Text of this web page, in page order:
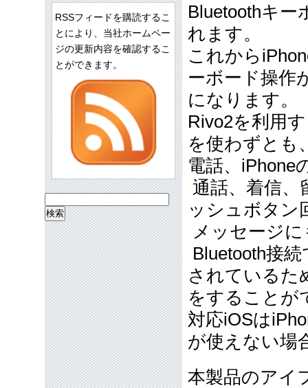
Bluetoothキー
れます。
これから
ーボード操作
になります。
Rivo2を利用
を使わずとも
電話、iPhone
通話、着信、
ッシュボタン
メッセージ
Bluetooth接
されているた
をすることが
対応iOSは
が使えない場
本製品のアイ
RSSフィードを購読するこ
とにより、当社ホームペー
ジの更新内容を確認するこ
とができます。
索: